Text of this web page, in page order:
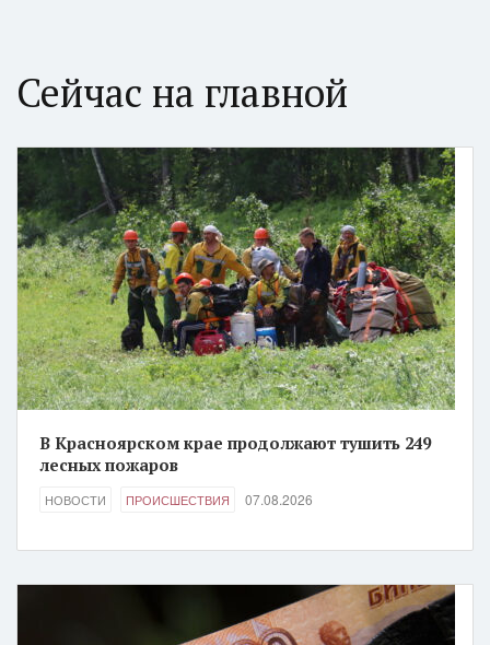
Сейчас на главной
В Красноярском крае продолжают тушить 249
лесных пожаров
НОВОСТИ ПРОИСШЕСТВИЯ 07.08.2026